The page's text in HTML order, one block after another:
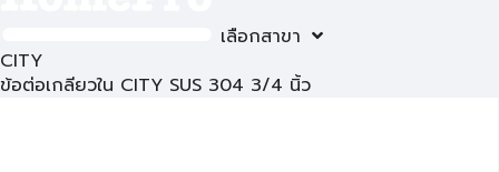
เลือกสาขา
CITY
ข้อต่อเกลียวใน CITY SUS 304 3/4 นิ้ว